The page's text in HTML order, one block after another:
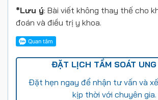
*Lưu ý: Bài viết không thay thế cho
đoán và điều trị y khoa.
ĐẶT LỊCH TẦM SOÁT
Đặt hẹn ngay để nhận tư vấn và
kịp thời với chuyên gia.